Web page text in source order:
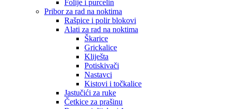
Folije i purcelin
Pribor za rad na noktima
Rašpice i polir blokovi
Alati za rad na noktima
Škarice
Grickalice
Kliješta
Potiskivači
Nastavci
Kistovi i točkalice
Jastučići za ruke
Četkice za prašinu